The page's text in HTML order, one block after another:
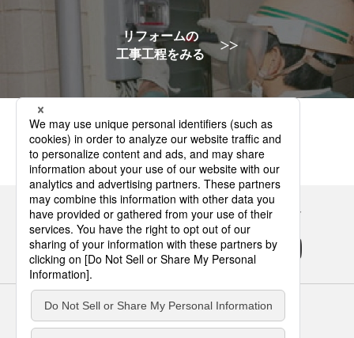
リフォームの
工事工程をみる
Panasonicの住まい・くらし SNSアカウント
サイトのご利用にあたって
クッキーポリシー
個人情報保護方針
パナソニック ホールディングス